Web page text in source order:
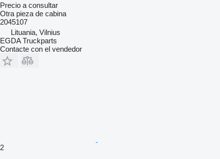
Precio a consultar
Otra pieza de cabina
2045107
Lituania, Vilnius
EGDA Truckparts
Contacte con el vendedor
2